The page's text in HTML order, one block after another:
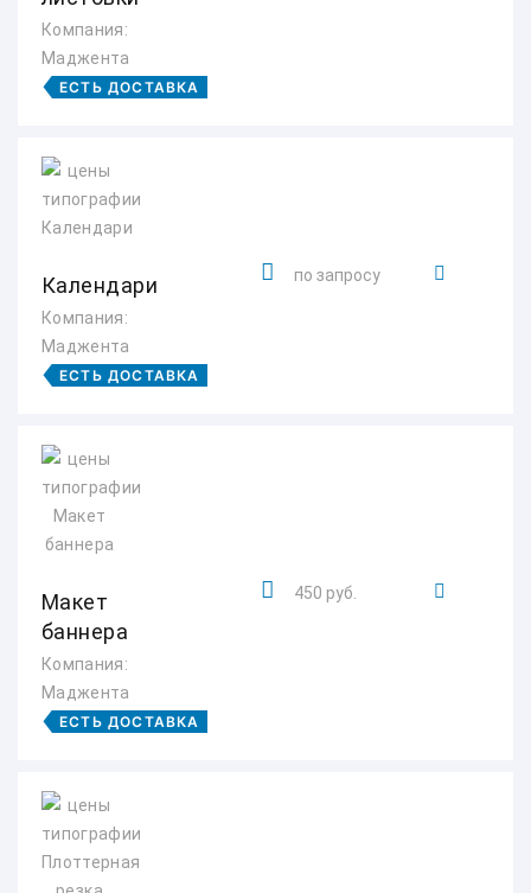
Компания:
Маджента
ЕСТЬ ДОСТАВКА
Календари
Компания:
Маджента
ЕСТЬ ДОСТАВКА
по запросу
Макет
баннера
Компания:
Маджента
ЕСТЬ ДОСТАВКА
450 руб.